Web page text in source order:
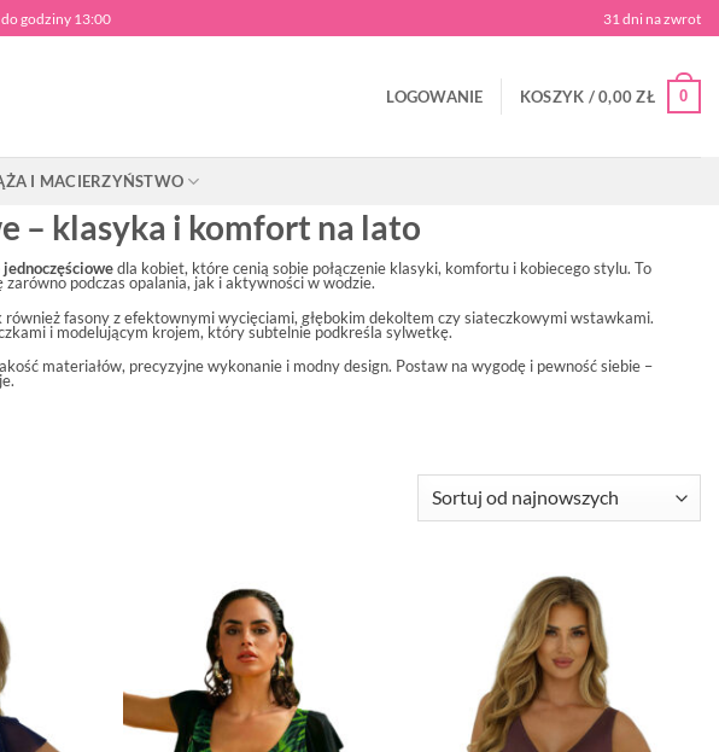
godziny 13:00 31 dni na zwrot
LOGOWANIE KOSZYK /0,00ZŁ 0
I MACIERZYŃSTWO
– klasyka i komfort na lato
dla kobiet, które cenią sobie połączenie klasyki, komfortu i kobiecego stylu. To
podczas opalania, jak i aktywności w wodzie.
fasony z efektownymi wycięciami, głębokim dekoltem czy siateczkowymi wstawkami.
i modelującym krojem, który subtelnie podkreśla sylwetkę.
materiałów, precyzyjne wykonanie i modny design. Postaw na wygodę i pewność siebie –